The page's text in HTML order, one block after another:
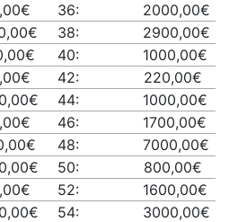
36:
2000,00€
38:
2900,00€
40:
1000,00€
42:
220,00€
44:
1000,00€
46:
1700,00€
48:
7000,00€
50:
800,00€
52:
1600,00€
54:
3000,00€